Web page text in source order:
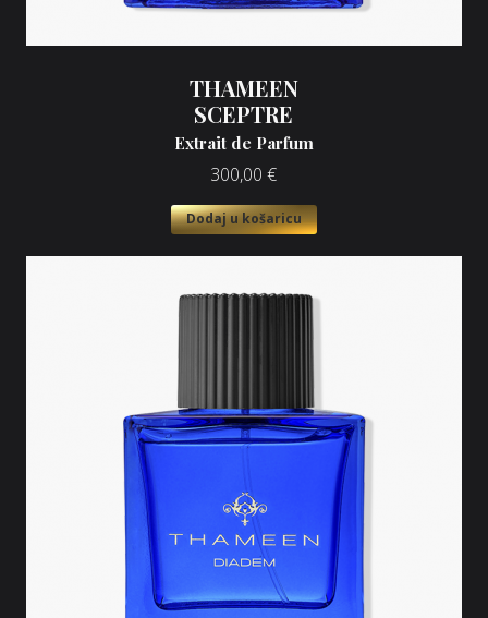
THAMEEN
SCEPTRE
Extrait de Parfum
300,00 €
Dodaj u košaricu